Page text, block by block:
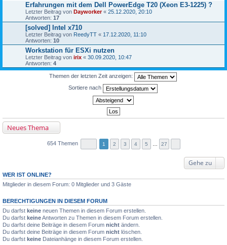
Erfahrungen mit dem Dell PowerEdge T20 (Xeon E3-1225) ?
Letzter Beitrag von Dayworker« 25.12.2020, 20:10
Antworten: 17
[solved] Intel x710
Letzter Beitrag von ReedyTT « 17.12.2020, 11:10
Antworten: 10
Workstation für ESXi nutzen
Letzter Beitrag von irix « 30.09.2020, 10:47
Antworten: 4
Themen der letzten Zeit anzeigen:
Sortiere nach
Neues Thema
654 Themen 1 2 3 4 5 27
Gehe zu
WER IST ONLINE?
Mitglieder in diesem Forum: 0 Mitglieder und 3 Gäste
BERECHTIGUNGEN IN DIESEM FORUM
Du darfst keine neuen Themen in diesem Forum erstellen.
Du darfst keineAntworten zu Themen in diesem Forum erstellen.
Du darfst deine Beiträge in diesem Forum nicht ändern.
Du darfst deine Beiträge in diesem Forum nicht löschen.
Du darfst keine Dateianhänge in diesem Forum erstellen.